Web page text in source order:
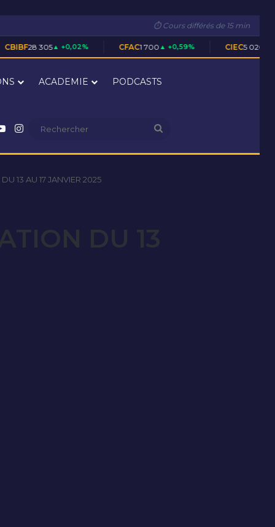
⏱ Cours différés de 15 min
+0,02% CFAC1 700 ▲ +0,59% CIEC5 020 ▲ +0,40%
ACADEMIE PODCASTS
YouTube
Instagram
13 AU 17 JANVIER 2025